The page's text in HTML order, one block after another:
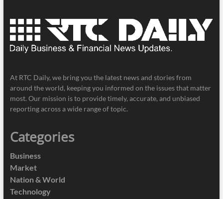
At RTC Daily, we bring you the latest news and stories from
around the world, keeping you informed on the issues that matter
most. Our mission is to provide timely, accurate, and unbiased
reporting across a wide range of topic.
Categories
Business
Market
Nation & World
Technology